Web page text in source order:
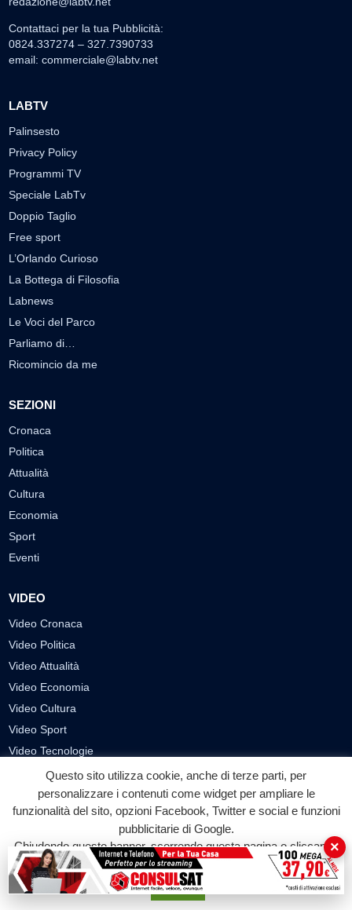
Contattaci per la tua Pubblicità:
0824.337274 – 327.7390733
email: commerciale@labtv.net
LABTV
Palinsesto
Privacy Policy
Programmi TV
Speciale LabTv
Doppio Taglio
Free sport
L’Orlando Curioso
La Bottega di Filosofia
Labnews
Le Voci del Parco
Parliamo di…
Ricomincio da me
SEZIONI
Cronaca
Politica
Attualità
Cultura
Economia
Sport
Eventi
VIDEO
Video Cronaca
Video Politica
Video Attualità
Video Economia
Video Cultura
Video Sport
Video Tecnologie
Video Curiosità
Richiesta pubblicazione articoli/banner
SEGUICI SUI SOCIAL
Questo sito utilizza cookie, anche di terze parti, per
personalizzare i contenuti come widget per ampliare le
funzionalità del sito, opzioni Facebook, Twitter e social e funzioni
pubblicitarie di Google.
Chiudendo questo banner, scorrendo questa pagina o cliccando
su qualunque suo elemento acconsenti all'uso dei cookie.
Accetta
×